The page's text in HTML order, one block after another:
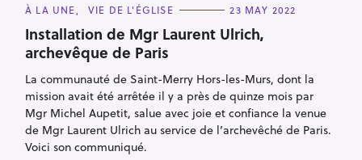
C
T
E
G
O
R
I
E
S
À LA UNE VIE DE L'ÉGLISE 23 MAY 2022
Installation de Mgr Laurent Ulrich,
archevêque de Paris
La communauté de Saint-Merry Hors-les-Murs, dont la
mission avait été arrêtée il y a près de quinze mois par
Mgr Michel Aupetit, salue avec joie et confiance la venue
de Mgr Laurent Ulrich au service de l’archevêché de Paris.
Voici son communiqué.